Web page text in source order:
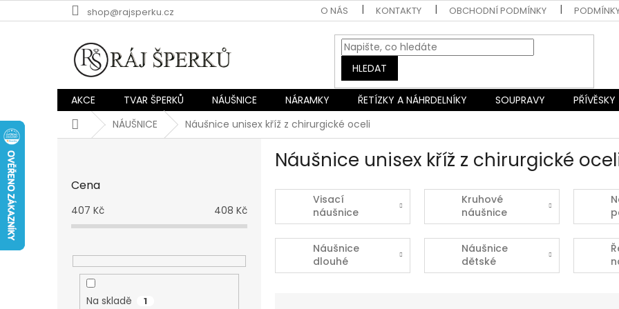
na
shop@rajsperku.cz O NÁS KONTAKTY OBCHODNÍ PODMÍNKY
HLEDAT
AKCE TVAR ŠPERKŮ NÁUŠNICE NÁRAMKY ŘETÍZKY A NÁHRDELNÍKY SOUPRAVY PŘÍVĚSKY
DomůNÁUŠNICE Náušnice unisex kříž z chirurgické oceli
Cena
407 Kč 408 Kč
Na skladě 1
Náušnice unisex kříž z chirurgické
Visací
náušnice
Kruhové
náušnice
Náušnice
dlouhé
Náušnice
dětské